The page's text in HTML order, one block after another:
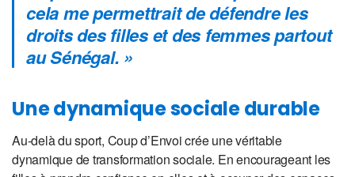
cela me permettrait de défendre les
droits des filles et des femmes partout
au Sénégal. »
Une dynamique sociale durable
Au-delà du sport, Coup d’Envoi crée une véritable
dynamique de transformation sociale. En encourageant les